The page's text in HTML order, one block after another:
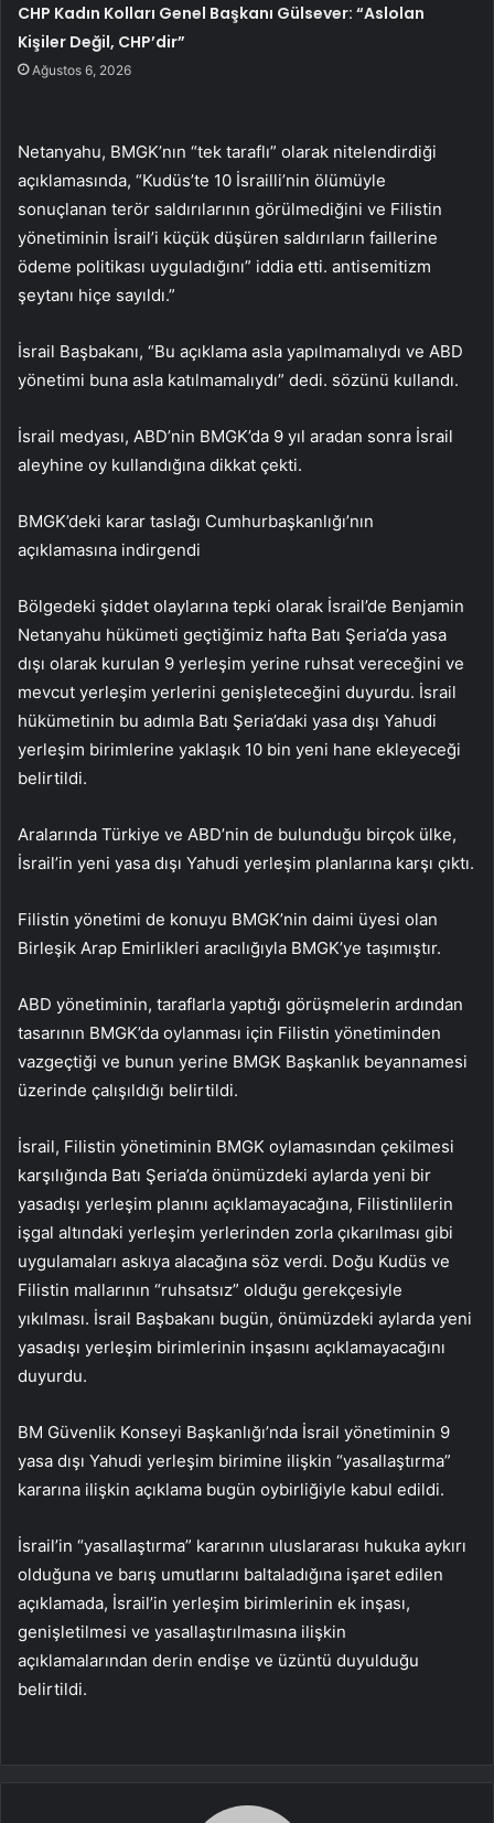
CHP Kadın Kolları Genel Başkanı Gülsever: “Aslolan
Kişiler Değil, CHP’dir”
Ağustos 6, 2026
Netanyahu, BMGK’nın “tek taraflı” olarak nitelendirdiği
açıklamasında, “Kudüs’te 10 İsrailli’nin ölümüyle
sonuçlanan terör saldırılarının görülmediğini ve Filistin
yönetiminin İsrail’i küçük düşüren saldırıların faillerine
ödeme politikası uyguladığını” iddia etti. antisemitizm
şeytanı hiçe sayıldı.”
İsrail Başbakanı, “Bu açıklama asla yapılmamalıydı ve ABD
yönetimi buna asla katılmamalıydı” dedi. sözünü kullandı.
İsrail medyası, ABD’nin BMGK’da 9 yıl aradan sonra İsrail
aleyhine oy kullandığına dikkat çekti.
BMGK’deki karar taslağı Cumhurbaşkanlığı’nın
açıklamasına indirgendi
Bölgedeki şiddet olaylarına tepki olarak İsrail’de Benjamin
Netanyahu hükümeti geçtiğimiz hafta Batı Şeria’da yasa
dışı olarak kurulan 9 yerleşim yerine ruhsat vereceğini ve
mevcut yerleşim yerlerini genişleteceğini duyurdu. İsrail
hükümetinin bu adımla Batı Şeria’daki yasa dışı Yahudi
yerleşim birimlerine yaklaşık 10 bin yeni hane ekleyeceği
belirtildi.
Aralarında Türkiye ve ABD’nin de bulunduğu birçok ülke,
İsrail’in yeni yasa dışı Yahudi yerleşim planlarına karşı çıktı.
Filistin yönetimi de konuyu BMGK’nin daimi üyesi olan
Birleşik Arap Emirlikleri aracılığıyla BMGK’ye taşımıştır.
ABD yönetiminin, taraflarla yaptığı görüşmelerin ardından
tasarının BMGK’da oylanması için Filistin yönetiminden
vazgeçtiği ve bunun yerine BMGK Başkanlık beyannamesi
üzerinde çalışıldığı belirtildi.
İsrail, Filistin yönetiminin BMGK oylamasından çekilmesi
karşılığında Batı Şeria’da önümüzdeki aylarda yeni bir
yasadışı yerleşim planını açıklamayacağına, Filistinlilerin
işgal altındaki yerleşim yerlerinden zorla çıkarılması gibi
uygulamaları askıya alacağına söz verdi. Doğu Kudüs ve
Filistin mallarının “ruhsatsız” olduğu gerekçesiyle
yıkılması. İsrail Başbakanı bugün, önümüzdeki aylarda yeni
yasadışı yerleşim birimlerinin inşasını açıklamayacağını
duyurdu.
BM Güvenlik Konseyi Başkanlığı’nda İsrail yönetiminin 9
yasa dışı Yahudi yerleşim birimine ilişkin “yasallaştırma”
kararına ilişkin açıklama bugün oybirliğiyle kabul edildi.
İsrail’in “yasallaştırma” kararının uluslararası hukuka aykırı
olduğuna ve barış umutlarını baltaladığına işaret edilen
açıklamada, İsrail’in yerleşim birimlerinin ek inşası,
genişletilmesi ve yasallaştırılmasına ilişkin
açıklamalarından derin endişe ve üzüntü duyulduğu
belirtildi.